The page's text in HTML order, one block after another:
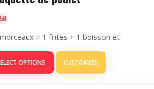
+ 1 frites + 1 boisson et
OPTIONS CUSTOMIZE